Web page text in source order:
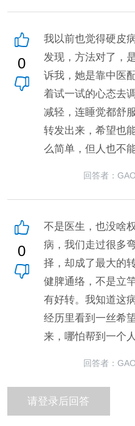
0
我以前也觉得硬皮
发现，方法对了，
诉我，她是靠中医
着试一试的心态去
减轻，连睡觉都舒
转发出来，希望也
么简单，但人也不
回答者：
0
不是医生，也没啥
病，我们走过很多
择，却成了最大的
健脾通络，不是立
有好转。我知道这
经历里看到一丝希
来，哪怕帮到一个
回答者：